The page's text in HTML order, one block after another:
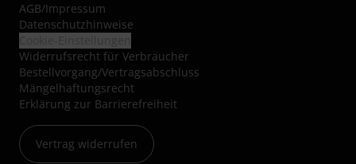
AGB/Impressum
Datenschutzhinweise
Widerrufsrecht für Verbraucher
Bestellvorgang/Vertragsabschluss
Mängelhaftungsrecht
Erklärung zur Barrierefreiheit
Vertrag widerrufen